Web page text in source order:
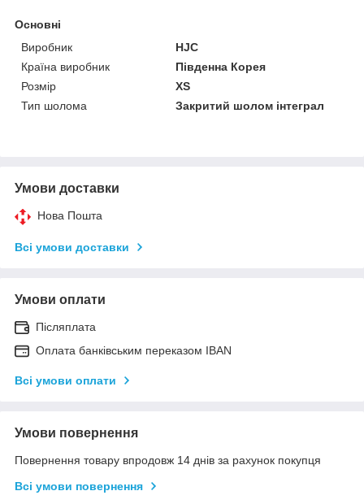
Основні
Виробник
HJC
Країна виробник
Південна Корея
Розмір
XS
Тип шолома
Закритий шолом інтеграл
Умови доставки
Нова Пошта
Всі умови доставки
Умови оплати
Післяплата
Оплата банківським переказом IBAN
Всі умови оплати
Умови повернення
Повернення товару впродовж 14 днів за рахунок покупця
Всі умови повернення